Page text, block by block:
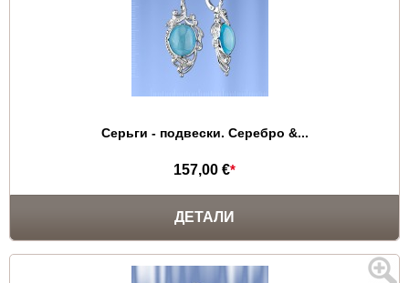
Серьги - подвески. Серебро &...
157,00 €*
ДЕТАЛИ